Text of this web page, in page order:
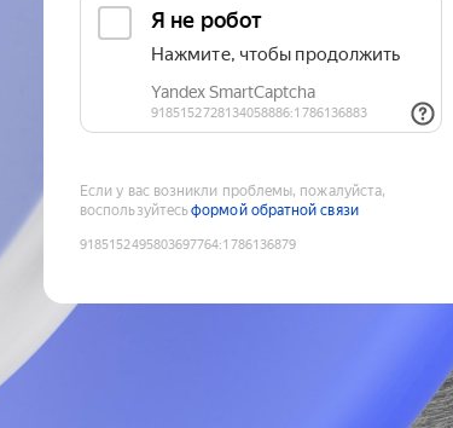
Если у вас возникли проблемы, пожалуйста,
воспользуйтесьформой обратной связи
9185152495803697764:1786136879